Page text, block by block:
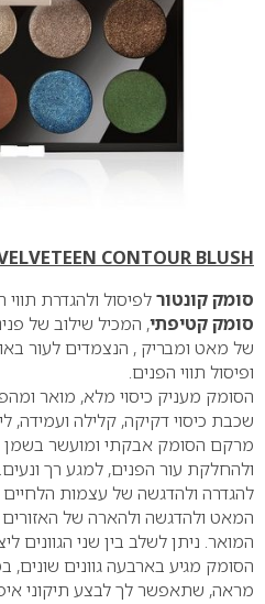
CONTOUR BLUSH
סומק קונטורלפיסול ולהגדרת תווי
סומק קטיפתי, המכיל שילוב של
של מאט ומבריק , הנצמדים לעור
ופיסול תווי הפנים.
הסומק מעניק כיסוי מלא, מואר
שכבת כיסוי דקיקה, קלילה ועמידה,
מרקם הסומק אבקתי ומועשר בשמן
ולהחלקת עור הפנים, למגע רך ונעים.
להגדרה ולהדגשה של עצמות הלחיים
המאט ולהדגשה ולהארה של האזורים
המואר. ניתן לשלב בין שני הגוונים
הסומק מגיע בארבעה גוונים שונים,
מראה, שתאפשר לך לבצע תיקוני